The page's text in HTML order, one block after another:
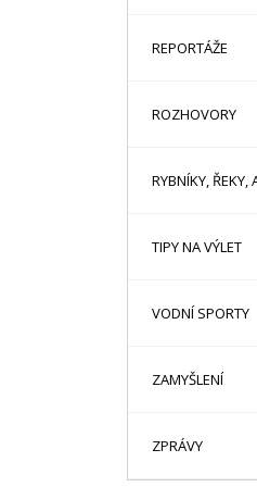
REPORTÁŽE
ROZHOVORY
RYBNÍKY, ŘEKY,
TIPY NA VÝLET
VODNÍ SPORTY
ZAMYŠLENÍ
ZPRÁVY